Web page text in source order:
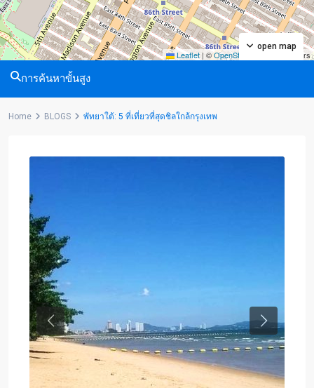
Leaflet | ©OpenStreetMap contributors
open map
การค้นหาขั้นสูง
Home BLOGS พัทยาใต้: 5 ที่เที่ยวที่สุดชิลใกล้กรุงเทพ
Previous Next